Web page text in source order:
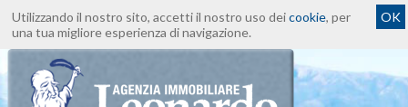
Utilizzando il nostro sito, accetti il nostro uso deicookie, per
una tua migliore esperienza di navigazione.
OK